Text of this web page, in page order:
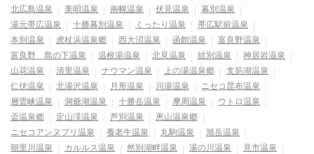
北広島温泉
美唄温泉 南幌温泉 伏見温泉
幕別温泉
湯元帯広温泉
十勝幕別温泉 くったり温泉
帯広駅前温泉
本別温泉
虎杖浜温泉郷 西大沼温泉 函館温泉
富良野温泉
富良野 島の下温泉
温根湯温泉 北見温泉 紋別温泉
神居岩温泉
山花温泉
清里温泉 ナウマン温泉 上の湯温泉郷
支笏湖温泉
仁伏温泉
北湯沢温泉 月形温泉 川湯温泉
ニセコ昆布温泉
層雲峡温泉
洞爺湖温泉 十勝岳温泉 摩周温泉
ウトロ温泉
盃温泉郷
定山渓温泉 芦別温泉
恵山温泉郷
ニセコアンヌプリ温泉
養老牛温泉 丸駒温泉
旭岳温泉
朝里川温泉
カルルス温泉 然別湖畔温泉 湯の川温泉
見市温泉